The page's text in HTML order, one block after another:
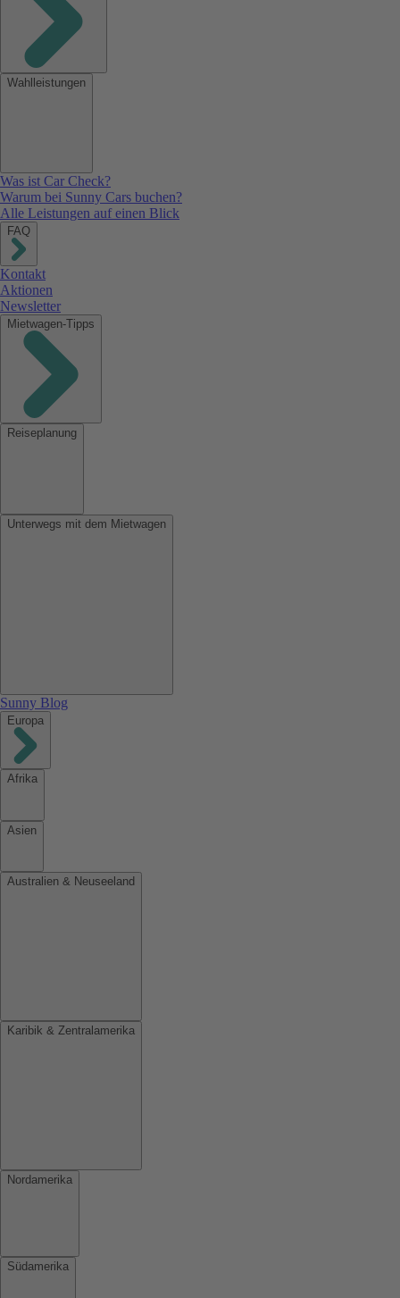
Wahlleistungen
Was ist Car Check?
Warum bei Sunny Cars buchen?
Alle Leistungen auf einen Blick
FAQ
Kontakt
Aktionen
Newsletter
Mietwagen-Tipps
Reiseplanung
Unterwegs mit dem Mietwagen
Sunny Blog
Europa
Afrika
Asien
Australien & Neuseeland
Karibik & Zentralamerika
Nordamerika
Südamerika